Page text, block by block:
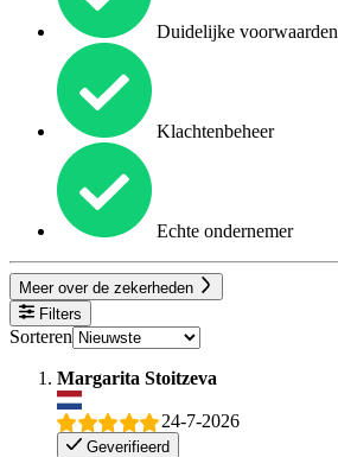
Duidelijke voorwaarden
Klachtenbeheer
Echte ondernemer
Meer over de zekerheden
Filters
Sorteren
Margarita Stoitzeva
24-7-2026
Geverifieerd